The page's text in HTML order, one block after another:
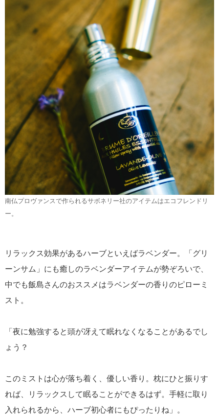
南仏プロヴァンスで作られるサボネリー社のアイテムはエコフレンドリ
ー。
リラックス効果があるハーブといえばラベンダー。「グリ
ーンサム」にも癒しのラベンダーアイテムが勢ぞろいで、
中でも飯島さんのおススメはラベンダーの香りのピローミ
スト。
「夜に勉強すると頭が冴えて眠れなくなることがあるでし
ょう？
このミストは心が落ち着く、優しい香り。枕にひと振りす
れば、リラックスして眠ることができるはず。手軽に取り
入れられるから、ハーブ初心者にもぴったりね」。